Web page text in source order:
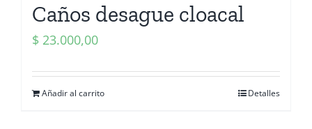
Caños desague cloacal
$ 23.000,00
Añadir al carrito Detalles